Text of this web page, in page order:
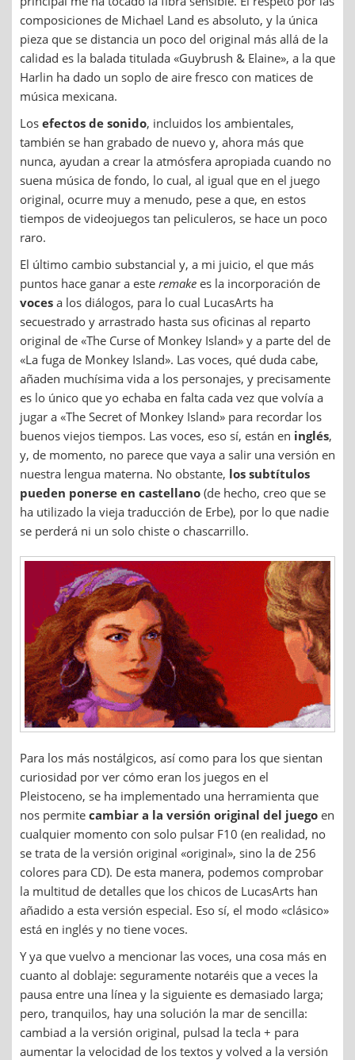
composiciones de Michael Land es absoluto, y la única
pieza que se distancia un poco del original más allá de la
calidad es la balada titulada «Guybrush & Elaine», a la que
Harlin ha dado un soplo de aire fresco con matices de
música mexicana.
Los efectos de sonido, incluidos los ambientales,
también se han grabado de nuevo y, ahora más que
nunca, ayudan a crear la atmósfera apropiada cuando no
suena música de fondo, lo cual, al igual que en el juego
original, ocurre muy a menudo, pese a que, en estos
tiempos de videojuegos tan peliculeros, se hace un poco
raro.
El último cambio substancial y, a mi juicio, el que más
puntos hace ganar a este remake es la incorporación de
voces a los diálogos, para lo cual LucasArts ha
secuestrado y arrastrado hasta sus oficinas al reparto
original de «The Curse of Monkey Island» y a parte del de
«La fuga de Monkey Island». Las voces, qué duda cabe,
añaden muchísima vida a los personajes, y precisamente
es lo único que yo echaba en falta cada vez que volvía a
jugar a «The Secret of Monkey Island» para recordar los
buenos viejos tiempos. Las voces, eso sí, están en inglés,
y, de momento, no parece que vaya a salir una versión en
nuestra lengua materna. No obstante, los subtítulos
pueden ponerse en castellano (de hecho, creo que se
ha utilizado la vieja traducción de Erbe), por lo que nadie
se perderá ni un solo chiste o chascarrillo.
Para los más nostálgicos, así como para los que sientan
curiosidad por ver cómo eran los juegos en el
Pleistoceno, se ha implementado una herramienta que
nos permite cambiar a la versión original del juego en
cualquier momento con solo pulsar F10 (en realidad, no
se trata de la versión original «original», sino la de 256
colores para CD). De esta manera, podemos comprobar
la multitud de detalles que los chicos de LucasArts han
añadido a esta versión especial. Eso sí, el modo «clásico»
está en inglés y no tiene voces.
Y ya que vuelvo a mencionar las voces, una cosa más en
cuanto al doblaje: seguramente notaréis que a veces la
pausa entre una línea y la siguiente es demasiado larga;
pero, tranquilos, hay una solución la mar de sencilla:
cambiad a la versión original, pulsad la tecla + para
aumentar la velocidad de los textos y volved a la versión